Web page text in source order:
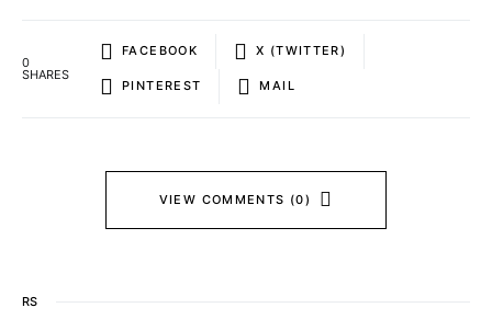
0
SHARES
FACEBOOK X (TWITTER)
PINTEREST MAIL
VIEW COMMENTS (0)
RS